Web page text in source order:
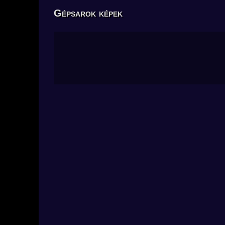
Gépsarok képek